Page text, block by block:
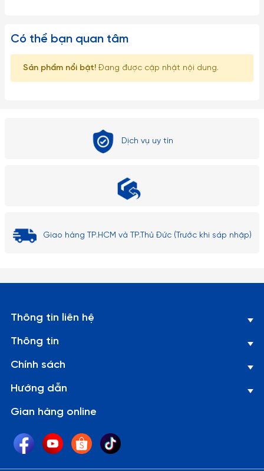
Có thể bạn quan tâm
Sản phẩm nổi bật! Đang được cập nhật nội dung.
Dịch vụ uy tín
Giao hàng TP.HCM và TP.Thủ Đức (Trước khi sáp nhập)
Thông tin liên hệ
Thông tin
Chính sách
Hướng dẫn
Gian hàng online